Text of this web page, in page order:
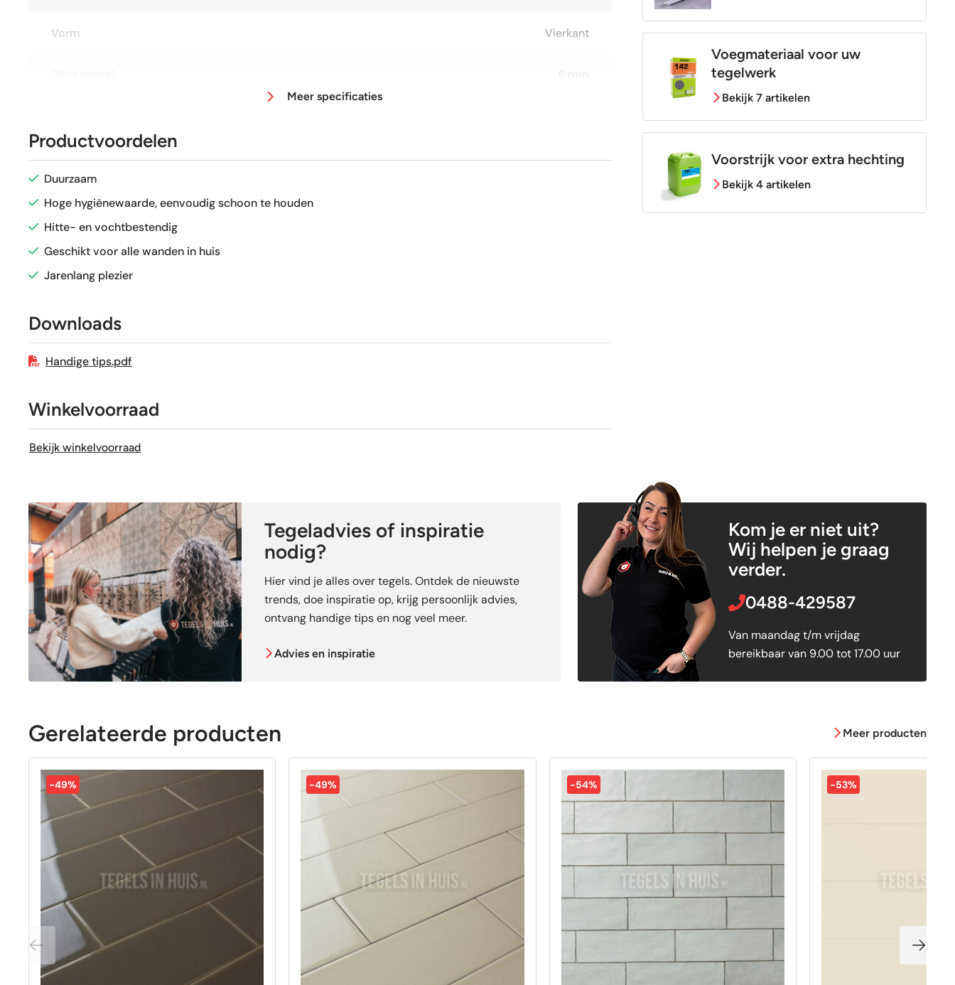
Vorm Vierkant
Glans / Mat glans
Gerectificeerd
Sortering
Craquelé
Meer specificaties
Productvoordelen
Duurzaam
Hoge hygiënewaarde, eenvoudig schoon te houden
Hitte- en vochtbestendig
Geschikt voor alle wanden in huis
Jarenlang plezier
Downloads
Handige tips.pdf
Winkelvoorraad
Bekijk winkelvoorraad
Voegmateriaal voor uw
tegelwerk
Bekijk 7 artikelen
Voorstrijk voor extra hechting
Bekijk 4 artikelen
Tegeladvies of inspiratie
nodig?
Hier vind je alles over tegels. Ontdek de nieuwste
trends, doe inspiratie op, krijg persoonlijk advies,
ontvang handige tips en nog veel meer.
Advies en inspiratie
Kom je er niet uit?
Wij helpen je graag
verder.
0488-429587
Van maandag t/m vrijdag
bereikbaar van 9.00 tot 17.00 uur
Gerelateerde producten Meer producten
-49% -49% -54% -53%